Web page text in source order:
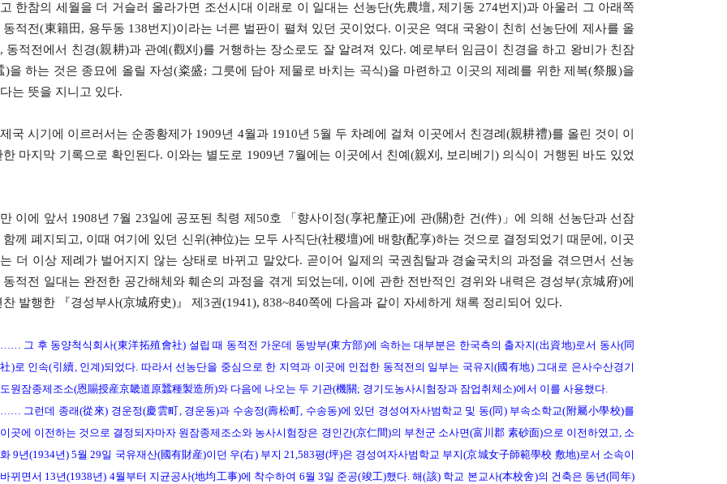
한참의 세월을 더 거슬러 올라가면 조선시대 이래로 이 일대는 선농단(先農壇, 제기동 274번지)과 아울러 그 아래쪽
동적전(東籍田, 용두동 138번지)이라는 너른 벌판이 펼쳐 있던 곳이었다. 이곳은 역대 국왕이 친히 선농단에 제사를 올
동적전에서 친경(親耕)과 관예(觀刈)를 거행하는 장소로도 잘 알려져 있다. 예로부터 임금이 친경을 하고 왕비가 친잠
)을 하는 것은 종묘에 올릴 자성(粢盛; 그릇에 담아 제물로 바치는 곡식)을 마련하고 이곳의 제례를 위한 제복(祭服)을
는 뜻을 지니고 있다.
국 시기에 이르러서는 순종황제가 1909년 4월과 1910년 5월 두 차례에 걸쳐 이곳에서 친경례(親耕禮)를 올린 것이 이
한 마지막 기록으로 확인된다. 이와는 별도로 1909년 7월에는 이곳에서 친예(親刈, 보리베기) 의식이 거행된 바도 있었
이에 앞서 1908년 7월 23일에 공포된 칙령 제50호 「향사이정(享祀釐正)에 관(關)한 건(件)」에 의해 선농단과 선잠
함께 폐지되고, 이때 여기에 있던 신위(神位)는 모두 사직단(社稷壇)에 배향(配享)하는 것으로 결정되었기 때문에, 이곳
더 이상 제례가 벌어지지 않는 상태로 바뀌고 말았다. 곧이어 일제의 국권침탈과 경술국치의 과정을 겪으면서 선농
동적전 일대는 완전한 공간해체와 훼손의 과정을 겪게 되었는데, 이에 관한 전반적인 경위와 내력은 경성부(京城府)에
찬 발행한 『경성부사(京城府史)』 제3권(1941), 838~840쪽에 다음과 같이 자세하게 채록 정리되어 있다.
…… 그 후 동양척식회사(東洋拓殖會社) 설립 때 동적전 가운데 동방부(東方部)에 속하는 대부분은 한국측의 출자지(出資地)로서 동사(同
社)로 인속(引續, 인계)되었다. 따라서 선농단을 중심으로 한 지역과 이곳에 인접한 동적전의 일부는 국유지(國有地) 그대로 은사수산경기
도원잠종제조소(恩賜授産京畿道原蠶種製造所)와 다음에 나오는 두 기관(機關; 경기도농사시험장과 잠업취체소)에서 이를 사용했다.
…… 그런데 종래(從來) 경운정(慶雲町, 경운동)과 수송정(壽松町, 수송동)에 있던 경성여자사범학교 및 동(同) 부속소학교(附屬小學校)를
이곳에 이전하는 것으로 결정되자마자 원잠종제조소와 농사시험장은 경인간(京仁間)의 부천군 소사면(富川郡 素砂面)으로 이전하였고, 소
화 9년(1934년) 5월 29일 국유재산(國有財産)이던 우(右) 부지 21,583평(坪)은 경성여자사범학교 부지(京城女子師範學校 敷地)로서 소속이
바뀌면서 13년(1938년) 4월부터 지균공사(地均工事)에 착수하여 6월 3일 준공(竣工)했다. 해(該) 학교 본교사(本校舍)의 건축은 동년(同年)